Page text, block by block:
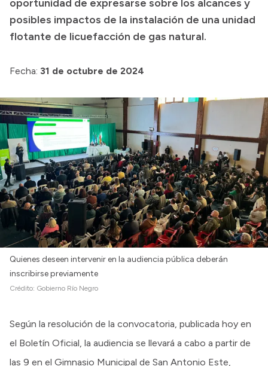
Presupuesto
Boletín Oficial
Consulta de expedientes
Convocatorias
Intranet
Login
oportunidad de expresarse sobre los alcances y
posibles impactos de la instalación de una unidad
flotante de licuefacción de gas natural.
Fecha: 31 de octubre de 2024
Quienes deseen intervenir en la audiencia pública deberán
inscribirse previamente
Crédito: Gobierno Río Negro
Según la resolución de la convocatoria, publicada hoy en
el Boletín Oficial, la audiencia se llevará a cabo a partir de
las 9 en el Gimnasio Municipal de San Antonio Este,